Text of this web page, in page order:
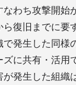
なわち攻撃開始
ら復旧までに要
で発生した同様
ズに共有・活用
が発生した組織